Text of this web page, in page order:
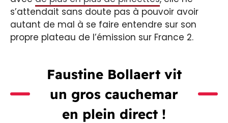
s’attendait sans doute pas à pouvoir avoir
autant de mal à se faire entendre sur son
propre plateau de l’émission sur France 2.
Faustine Bollaert vit
un gros cauchemar
en plein direct !